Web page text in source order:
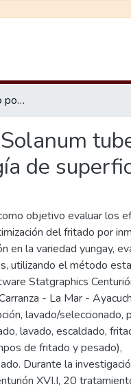
Optimización del fritado por inmersión de papa (Solanum tuberosum) tipo bastón variedad yungay, utilizando la metodología de superficie de respuesta
de
objetivo evaluar los
del fritado por
en la variedad yungay,
utilizando el método
Statgraphics
- La Mar -
lavado/seleccionado,
lavado, escaldado,
de fritado y pesado),
Durante la
XVI.I, 20